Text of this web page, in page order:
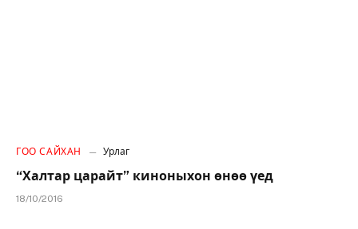
ГОО САЙХАН Урлаг
“Халтар царайт” киноныхон өнөө үед
18/10/2016